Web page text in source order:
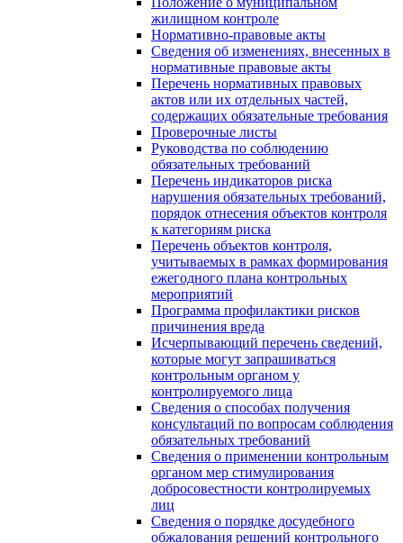
жилищном контроле
Нормативно-правовые акты
Сведения об изменениях, внесенных в
нормативные правовые акты
Перечень нормативных правовых
актов или их отдельных частей,
содержащих обязательные требования
Проверочные листы
Руководства по соблюдению
обязательных требований
Перечень индикаторов риска
нарушения обязательных требований,
порядок отнесения объектов контроля
к категориям риска
Перечень объектов контроля,
учитываемых в рамках формирования
ежегодного плана контрольных
мероприятий
Программа профилактики рисков
причинения вреда
Исчерпывающий перечень сведений,
которые могут запрашиваться
контрольным органом у
контролируемого лица
Сведения о способах получения
консультаций по вопросам соблюдения
обязательных требований
Сведения о применении контрольным
органом мер стимулирования
добросовестности контролируемых
лиц
Сведения о порядке досудебного
обжалования решений контрольного